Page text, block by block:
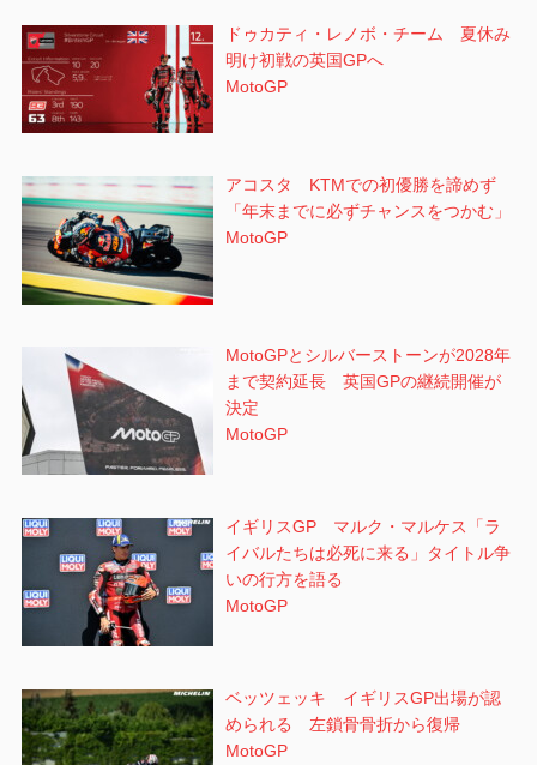
ドゥカティ・レノボ・チーム 夏休み
明け初戦の英国GPへ
MotoGP
アコスタ KTMでの初優勝を諦めず
「年末までに必ずチャンスをつかむ」
MotoGP
MotoGPとシルバーストーンが2028年
まで契約延長 英国GPの継続開催が
決定
MotoGP
イギリスGP マルク・マルケス「ラ
イバルたちは必死に来る」タイトル争
いの行方を語る
MotoGP
ベッツェッキ イギリスGP出場が認
められる 左鎖骨骨折から復帰
MotoGP